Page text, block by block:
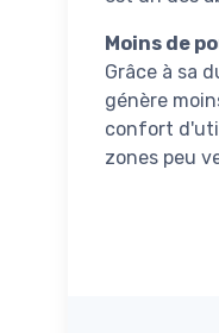
Moins de
Grâce à sa
génère
confort
zones peu